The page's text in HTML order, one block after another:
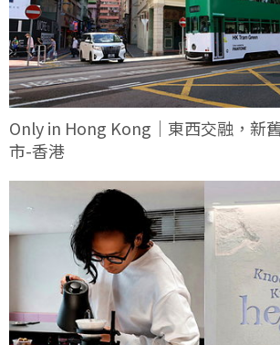
Only in Hong Kong｜東西交融，新
市-香港